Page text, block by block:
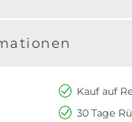
Kauf auf
30 Tage